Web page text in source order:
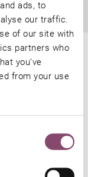
ads, to
our traffic.
of our site with
partners who
you’ve
from your use